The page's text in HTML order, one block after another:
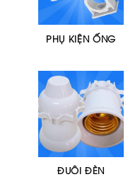
PHỤ KIỆN ỐNG
ĐUÔI ĐÈN